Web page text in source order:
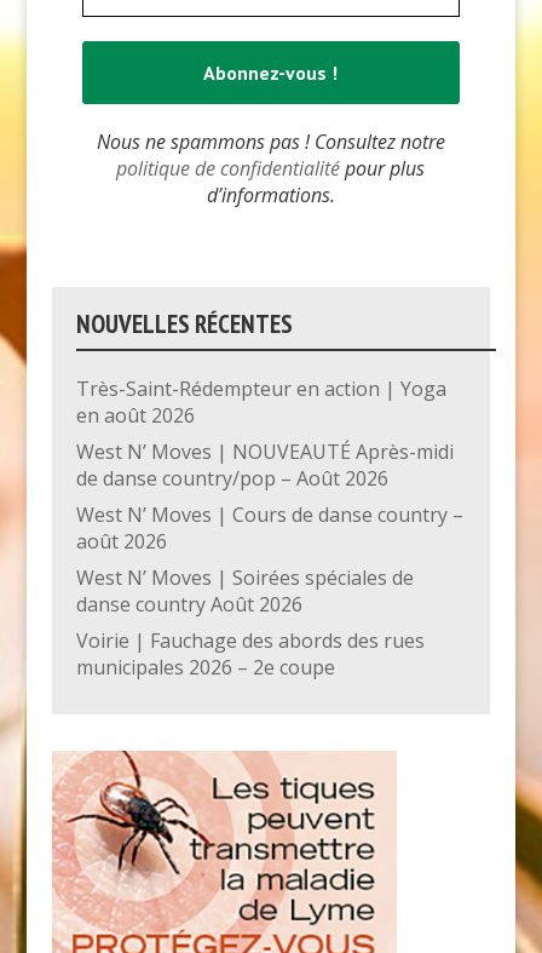
Nous ne spammons pas ! Consultez notre
politique de confidentialitépour plus
d’informations.
NOUVELLES RÉCENTES
Très-Saint-Rédempteur en action | Yoga
en août 2026
West N’ Moves | NOUVEAUTÉ Après-midi
de danse country/pop – Août 2026
West N’ Moves | Cours de danse country –
août 2026
West N’ Moves | Soirées spéciales de
danse country Août 2026
Voirie | Fauchage des abords des rues
municipales 2026 – 2e coupe